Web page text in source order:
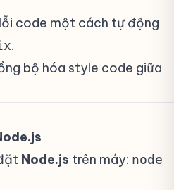
code một cách tự động
.
bộ hóa style code giữa
Node.js trên máy: node